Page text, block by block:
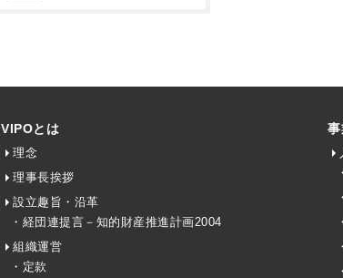
VIPOとは
理念
理事長挨拶
設立趣旨・沿革
・経団連提言－知的財産推進計画2004
組織運営
・定款